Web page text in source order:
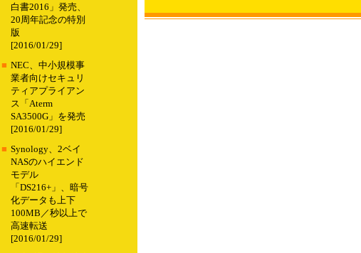
白書2016」発売、
20周年記念の特別
版
[2016/01/29]
■ NEC、中小規模事
業者向けセキュリ
ティアプライアン
ス「Aterm
SA3500G」を発売
[2016/01/29]
■ Synology、2ベイ
NASのハイエンド
モデル
「DS216+」、暗号
化データも上下
100MB／秒以上で
高速転送
[2016/01/29]